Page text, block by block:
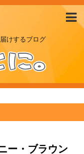
けするブログ
ー・ブラウン